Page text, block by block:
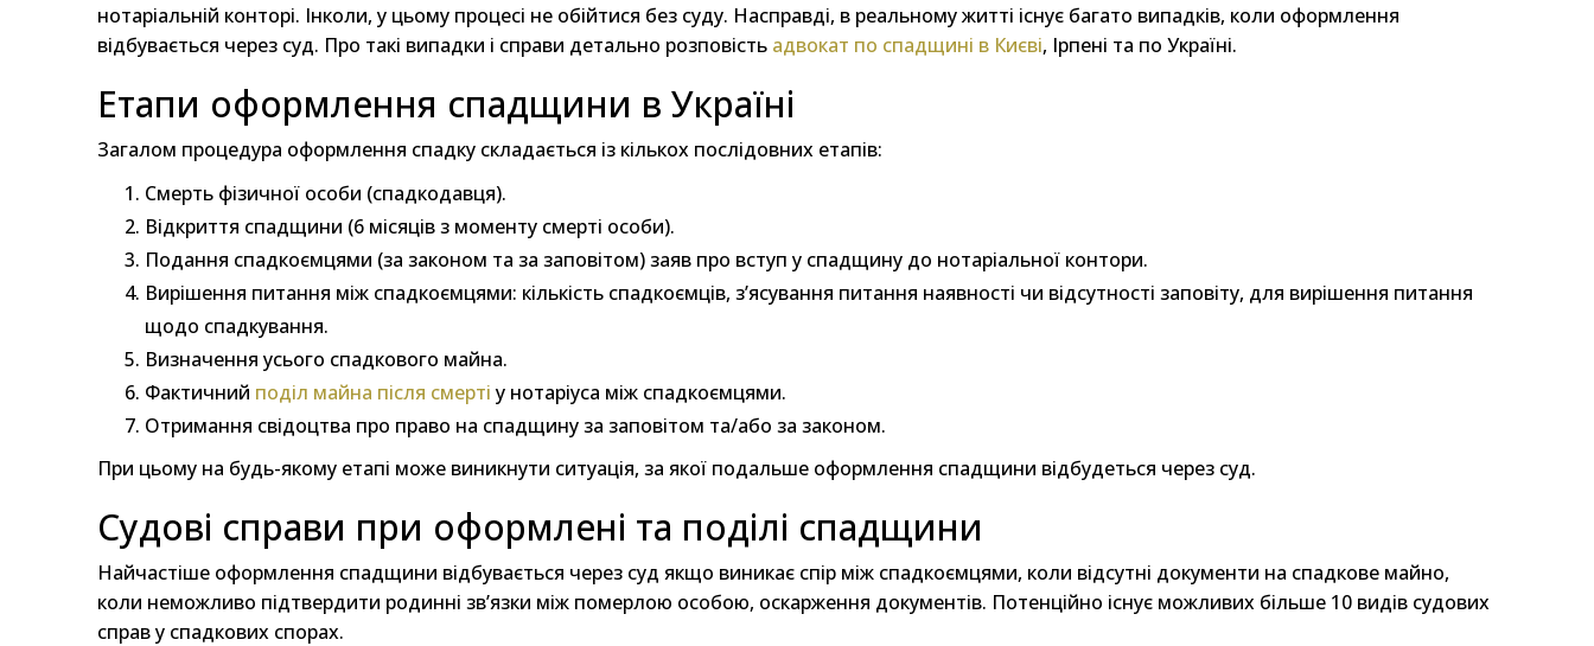
нотаріальній конторі. Інколи, у цьому процесі не обійтися без суду. Насправді, в реальному житті існує багато випадків, коли оформлення
відбувається через суд. Про такі випадки і справи детально розповість адвокат по спадщині в Києві, Ірпені та по Україні.
Етапи оформлення спадщини в Україні
Загалом процедура оформлення спадку складається із кількох послідовних етапів:
Смерть фізичної особи (спадкодавця).
Відкриття спадщини (6 місяців з моменту смерті особи).
Подання спадкоємцями (за законом та за заповітом) заяв про вступ у спадщину до нотаріальної контори.
Вирішення питання між спадкоємцями: кількість спадкоємців, з’ясування питання наявності чи відсутності заповіту, для вирішення питання
щодо спадкування.
Визначення усього спадкового майна.
Фактичний поділ майна після смерті у нотаріуса між спадкоємцями.
Отримання свідоцтва про право на спадщину за заповітом та/або за законом.
При цьому на будь-якому етапі може виникнути ситуація, за якої подальше оформлення спадщини відбудеться через суд.
Судові справи при оформлені та поділі спадщини
Найчастіше оформлення спадщини відбувається через суд якщо виникає спір між спадкоємцями, коли відсутні документи на спадкове майно,
коли неможливо підтвердити родинні зв’язки між померлою особою, оскарження документів. Потенційно існує можливих більше 10 видів судових
справ у спадкових спорах.